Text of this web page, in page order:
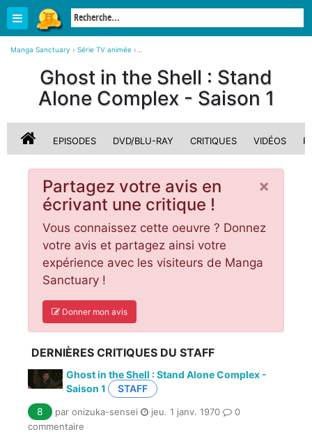
Manga Sanctuary › Série TV animée ›
Ghost in the Shell : Stand
Alone Complex - Saison 1
EPISODES DVD/BLU-RAY CRITIQUES VIDÉOS
×
Partagez votre avis en
écrivant une critique !
Vous connaissez cette oeuvre ? Donnez
votre avis et partagez ainsi votre
expérience avec les visiteurs de Manga
Sanctuary !
Donner mon avis
DERNIÈRES CRITIQUES DU STAFF
Ghost in the Shell : Stand Alone Complex -
Saison 1
STAFF
8
par onizuka-sensei jeu. 1 janv. 1970
0
commentaire